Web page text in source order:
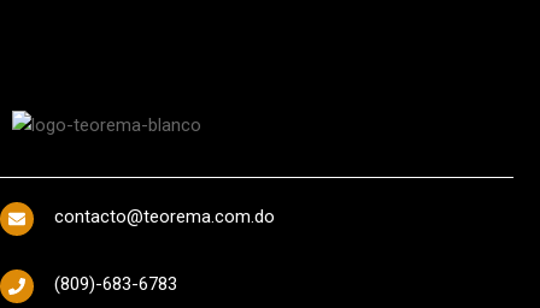
contacto@teorema.com.do
(809)-683-6783